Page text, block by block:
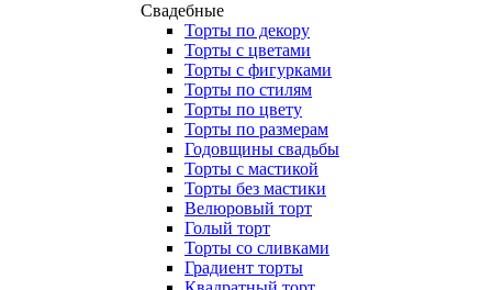
Свадебные
Торты по декору
Торты с цветами
Торты с фигурками
Торты по стилям
Торты по цвету
Торты по размерам
Годовщины свадьбы
Торты с мастикой
Торты без мастики
Велюровый торт
Голый торт
Торты со сливками
Градиент торты